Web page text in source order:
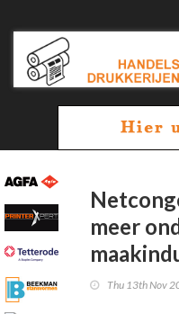
meer
Thu 13th Nov